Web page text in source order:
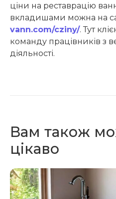
ціни на реставрацію
вкладишами можна на
vann.com/cziny/. Тут
команду працівників з
діяльності.
Вам також
цікаво